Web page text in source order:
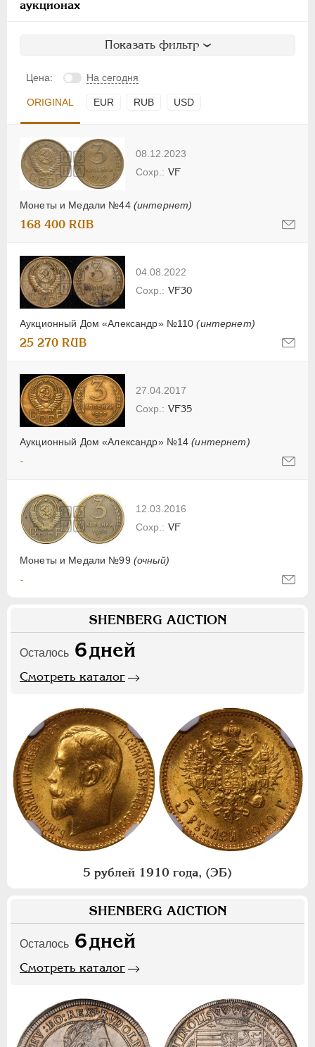
аукционах
Показать фильтр
Цена: На сегодня
ORIGINAL EUR RUB USD
08.12.2023
Монеты и Медали №44 (интернет)
VF
168 400 RUB
04.08.2022
Аукционный Дом «Александр» №110(интернет)
VF30
25 270 RUB
27.04.2017
Аукционный Дом «Александр» №14(интернет)
VF35
-
12.03.2016
Монеты и Медали №99 (очный)
VF
-
SHENBERG AUCTION
Осталось 6дней
Смотреть каталог
5 рублей 1910 года, (ЭБ)
SHENBERG AUCTION
Осталось 6дней
Смотреть каталог